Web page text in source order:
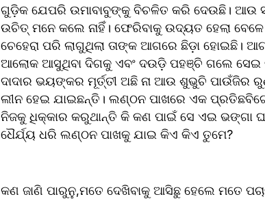
ଗୁଡ଼ିକ ଯେପରି ଉମାବାବୁଙ୍କୁ ବିଚଳିତ କରି ଦେଉଛି। ଆଉ
ଉଚିତ୍ ମନେ କଲେ ନାହିଁ। ଫେରିବାକୁ ଉଦ୍ୟତ ହେଲା
ଚେହେରା ପରି ଲାଗୁଥିଲା ତାଙ୍କ ଆଗରେ ଛିଡ଼ା ହୋଇଛି।
ଆଲୋକ ଆସୁଥିବା ଦିଗକୁ ଏବଂ ଦଉଡ଼ି ପହଞ୍ଚି ଗଲେ ସେଇ
ଦାଦାର ଭୟଙ୍କର ମୂର୍ତ୍ତୀ ଅଛି ନା ଆଉ ଶୁଭୁଚି ପାଉଁଜିର
ଲୀନ ହେଇ ଯାଇଛନ୍ତି। ଲଣ୍ଠନ ପାଖରେ ଏକ
ନିଜକୁ ଧିକ୍କାର କରୁଥାନ୍ତି କି କଣ ପାଇଁ ସେ ଏଇ
ଧୈର୍ଯ୍ୟ ଧରି ଲଣ୍ଠନ ପାଖକୁ ଯାଇ କିଏ କିଏ ତୁମେ?
କଣ ଜାଣି ପାରୁନୁ,ମତେ ଦେଖିବାକୁ ଆସିଛୁ ହେଲେ ମତେ